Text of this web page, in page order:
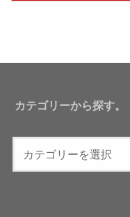
カテゴリーから探す。